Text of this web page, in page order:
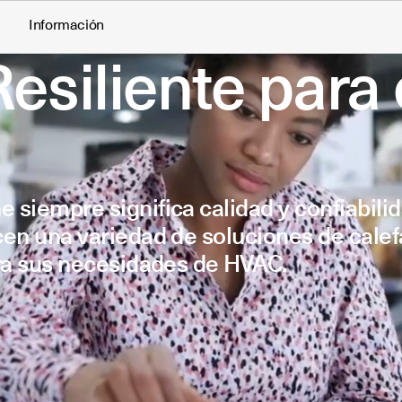
Información
para
siempre significa calidad y
una variedad de soluciones de
sus necesidades de HVAC.